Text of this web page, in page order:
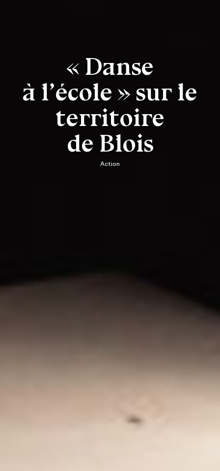
« Danse
à l’école » sur le
territoire
de Blois
Action